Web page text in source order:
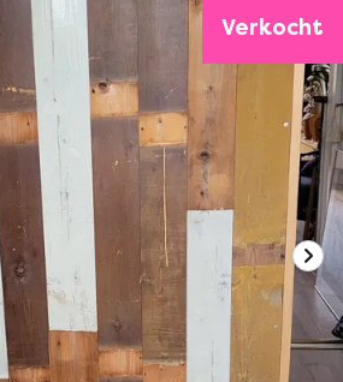
Verkocht